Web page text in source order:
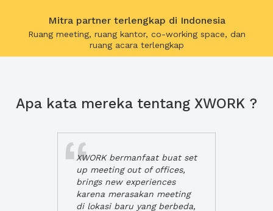
Mitra partner terlengkap di Indonesia
Ruang meeting, ruang kantor, co-working space, dan
ruang acara terlengkap
Apa kata mereka tentang XWORK ?
XWORK bermanfaat buat set
up meeting out of offices,
brings new experiences
karena merasakan meeting
di lokasi baru yang berbeda,